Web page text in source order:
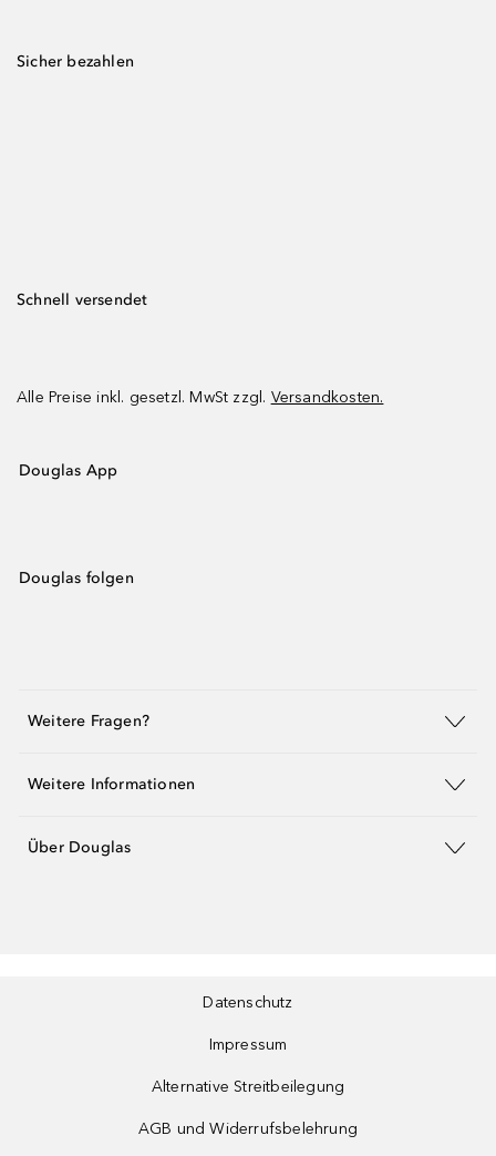
Sicher bezahlen
Schnell versendet
Alle Preise inkl. gesetzl. MwSt zzgl. Versandkosten.
Douglas App
Douglas folgen
Weitere Fragen?
Weitere Informationen
Über Douglas
Datenschutz
Impressum
Alternative Streitbeilegung
AGB und Widerrufsbelehrung